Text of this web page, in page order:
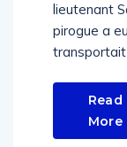
lieutenant
pirogue a
Read
More